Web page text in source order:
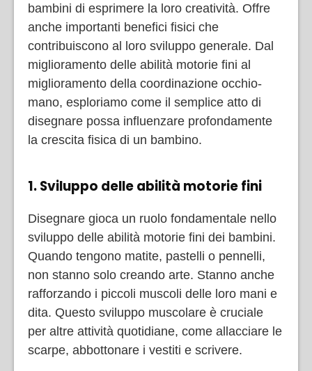
bambini di esprimere la loro creatività. Offre
anche importanti benefici fisici che
contribuiscono al loro sviluppo generale. Dal
miglioramento delle abilità motorie fini al
miglioramento della coordinazione occhio-
mano, esploriamo come il semplice atto di
disegnare possa influenzare profondamente
la crescita fisica di un bambino.
1. Sviluppo delle abilità motorie fini
Disegnare gioca un ruolo fondamentale nello
sviluppo delle abilità motorie fini dei bambini.
Quando tengono matite, pastelli o pennelli,
non stanno solo creando arte. Stanno anche
rafforzando i piccoli muscoli delle loro mani e
dita. Questo sviluppo muscolare è cruciale
per altre attività quotidiane, come allacciare le
scarpe, abbottonare i vestiti e scrivere.